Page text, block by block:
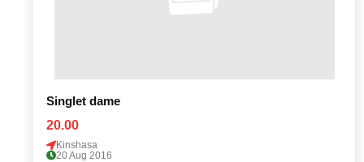
Singlet dame
20.00
Kinshasa
20 Aug 2016